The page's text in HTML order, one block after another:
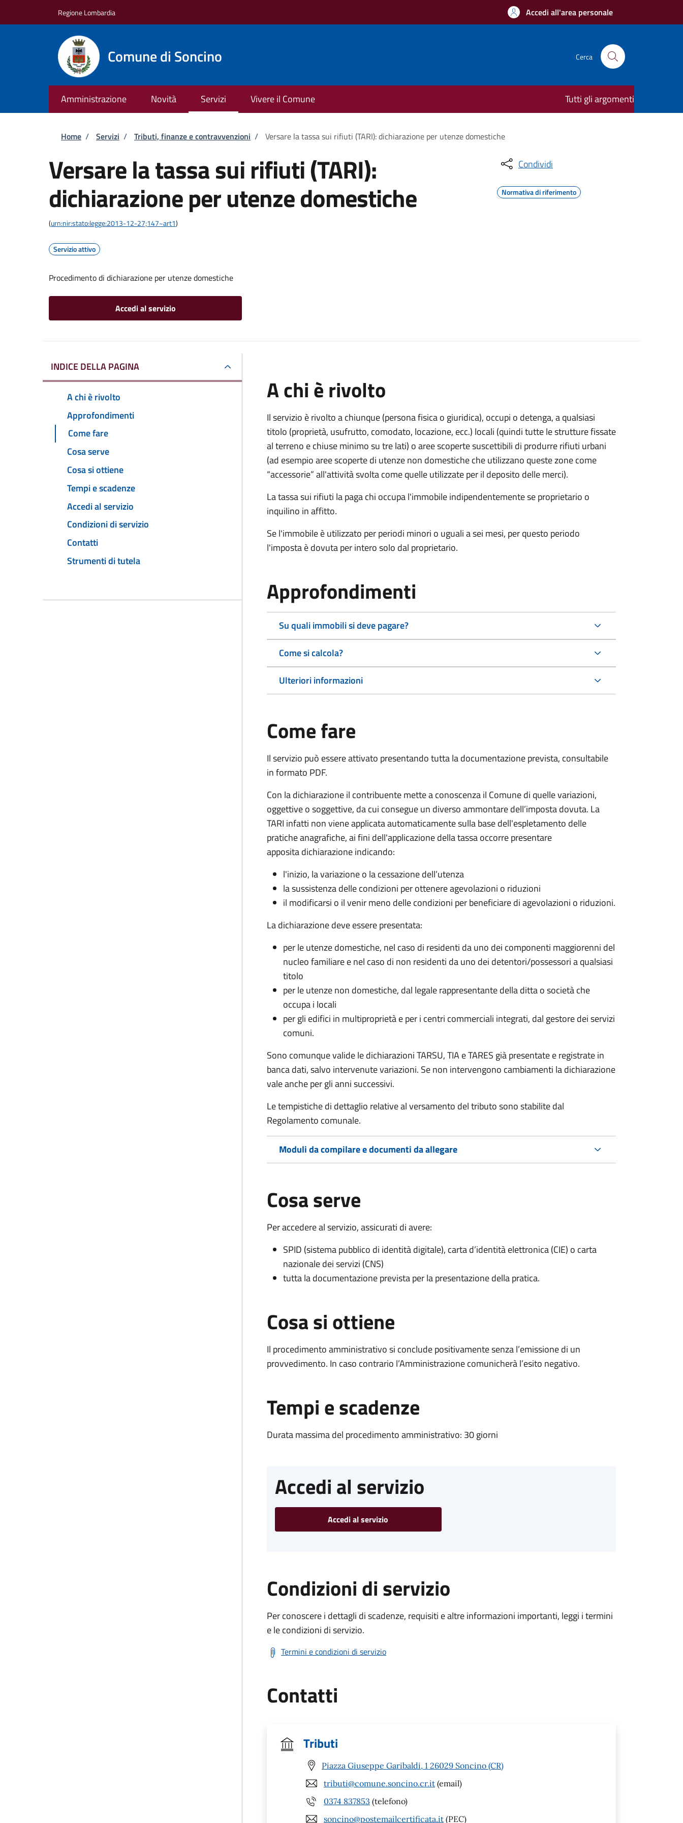
Regione Lombardia Accedi all'area personale
Comune di Soncino Cerca
Amministrazione Novità Servizi Vivere il Comune Tutti gli argomenti
Briciole di pane
Home / Servizi / Tributi, finanze e contravvenzioni / Versare la tassa sui rifiuti (TARI): dichiarazione per utenze domestiche
Versare la tassa sui rifiuti (TARI):
dichiarazione per utenze domestiche
(urn:nir:stato:legge:2013-12-27;147~art1)
Servizio attivo
Procedimento di dichiarazione per utenze domestiche
Accedi al servizio
Condividi
Normativa di riferimento
INDICE DELLA PAGINA
A chi è rivolto
Approfondimenti
Come fare
Cosa serve
Cosa si ottiene
Tempi e scadenze
Accedi al servizio
Condizioni di servizio
Contatti
Strumenti di tutela
A chi è rivolto
Il servizio è rivolto a chiunque (persona fisica o giuridica), occupi o detenga, a qualsiasi
titolo (proprietà, usufrutto, comodato, locazione, ecc.) locali (quindi tutte le strutture fissate
al terreno e chiuse minimo su tre lati) o aree scoperte suscettibili di produrre rifiuti urbani
(ad esempio aree scoperte di utenze non domestiche che utilizzano queste zone come
“accessorie” all'attività svolta come quelle utilizzate per il deposito delle merci).
La tassa sui rifiuti la paga chi occupa l'immobile indipendentemente se proprietario o
inquilino in affitto.
Se l'immobile è utilizzato per periodi minori o uguali a sei mesi, per questo periodo
l'imposta è dovuta per intero solo dal proprietario.
Approfondimenti
Su quali immobili si deve pagare?
Come si calcola?
Ulteriori informazioni
Come fare
Il servizio può essere attivato presentando tutta la documentazione prevista, consultabile
in formato PDF.
Con la dichiarazione il contribuente mette a conoscenza il Comune di quelle variazioni,
oggettive o soggettive, da cui consegue un diverso ammontare dell’imposta dovuta. La
TARI infatti non viene applicata automaticamente sulla base dell'espletamento delle
pratiche anagrafiche, ai fini dell'applicazione della tassa occorre presentare
apposita dichiarazione indicando:
l'inizio, la variazione o la cessazione dell’utenza
la sussistenza delle condizioni per ottenere agevolazioni o riduzioni
il modificarsi o il venir meno delle condizioni per beneficiare di agevolazioni o riduzioni.
La dichiarazione deve essere presentata:
per le utenze domestiche, nel caso di residenti da uno dei componenti maggiorenni del
nucleo familiare e nel caso di non residenti da uno dei detentori/possessori a qualsiasi
titolo
per le utenze non domestiche, dal legale rappresentante della ditta o società che
occupa i locali
per gli edifici in multiproprietà e per i centri commerciali integrati, dal gestore dei servizi
comuni.
Sono comunque valide le dichiarazioni TARSU, TIA e TARES già presentate e registrate in
banca dati, salvo intervenute variazioni. Se non intervengono cambiamenti la dichiarazione
vale anche per gli anni successivi.
Le tempistiche di dettaglio relative al versamento del tributo sono stabilite dal
Regolamento comunale.
Moduli da compilare e documenti da allegare
Cosa serve
Per accedere al servizio, assicurati di avere:
SPID (sistema pubblico di identità digitale), carta d’identità elettronica (CIE) o carta
nazionale dei servizi (CNS)
tutta la documentazione prevista per la presentazione della pratica.
Cosa si ottiene
Il procedimento amministrativo si conclude positivamente senza l’emissione di un
provvedimento. In caso contrario l’Amministrazione comunicherà l’esito negativo.
Tempi e scadenze
Durata massima del procedimento amministrativo: 30 giorni
Accedi al servizio
Accedi al servizio
Condizioni di servizio
Per conoscere i dettagli di scadenze, requisiti e altre informazioni importanti, leggi i termini
e le condizioni di servizio.
Termini e condizioni di servizio
Contatti
Tributi
Piazza Giuseppe Garibaldi, 1 26029 Soncino (CR)
tributi@comune.soncino.cr.it (email)
0374 837853 (telefono)
soncino@postemailcertificata.it (PEC)